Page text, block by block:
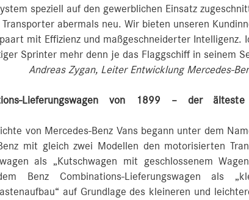
speziell auf den gewerblichen Einsatz
abermals neu. Wir bieten unseren
mit Effizienz und maßgeschneiderter Intelligenz.
Sprinter mehr denn je das Flaggschiff in seinem
Andreas Zygan, Leiter Entwicklung Mercedes-
Lieferungswagen von 1899 – der
von Mercedes-Benz Vans begann unter dem
mit gleich zwei Modellen den motorisierten
als „Kutschwagen mit geschlossenem
Benz Combinations-Lieferungswagen als
auf Grundlage des kleineren und